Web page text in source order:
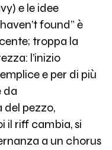
e le idee
found” è
troppa la
l’inizio
e per di più
da
del pezzo,
il riff cambia, si
a un chorus